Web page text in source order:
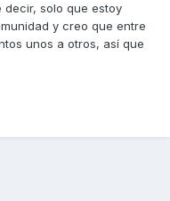
decir, solo que estoy
y creo que entre
unos a otros, así que